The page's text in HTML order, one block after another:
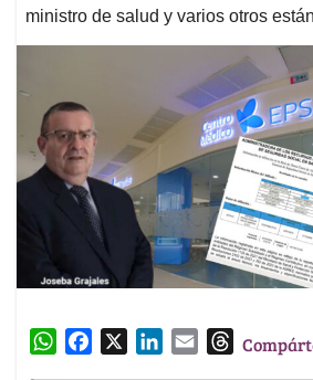
ministro de salud y varios otros
W
T